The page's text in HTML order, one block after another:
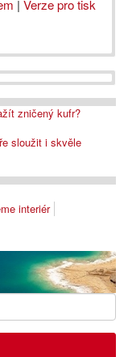
| Verze pro tisk
zničený kufr?
sloužit i skvěle
interiér